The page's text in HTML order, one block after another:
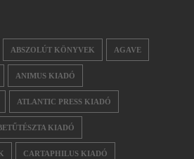
ABSZOLÚT KÖNYVEK AGAVE
ANIMUS KIADÓ
ATLANTIC PRESS KIADÓ
BETŰTÉSZTA KIADÓ
CARTAPHILUS KIADÓ